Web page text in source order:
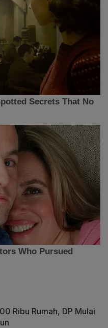
Ribu Rumah, DP Mulai